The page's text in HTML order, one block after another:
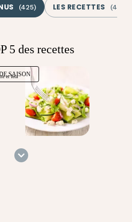
(425) LES RECETTES (407
5 des recettes
SAISON
et feta